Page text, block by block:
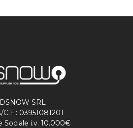
DSNOW SRL
C.F.: 03951081201
Sociale i.v. 10.000€